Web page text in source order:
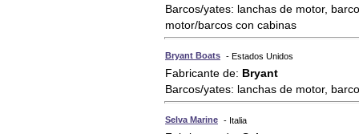
Barcos/yates: lanchas de motor,
motor/barcos con cabinas
Bryant Boats - Estados Unidos
Fabricante de: Bryant
Barcos/yates: lanchas de motor,
Selva Marine - Italia